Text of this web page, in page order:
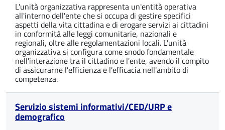
L'unità organizzativa rappresenta un'entità operativa
all'interno dell'ente che si occupa di gestire specifici
aspetti della vita cittadina e di erogare servizi ai cittadini
in conformità alle leggi comunitarie, nazionali e
regionali, oltre alle regolamentazioni locali. L'unità
organizzativa si configura come snodo fondamentale
nell'interazione tra il cittadino e l'ente, avendo il compito
di assicurarne l'efficienza e l'efficacia nell'ambito di
competenza.
Servizio sistemi informativi/CED/URP e
demografico